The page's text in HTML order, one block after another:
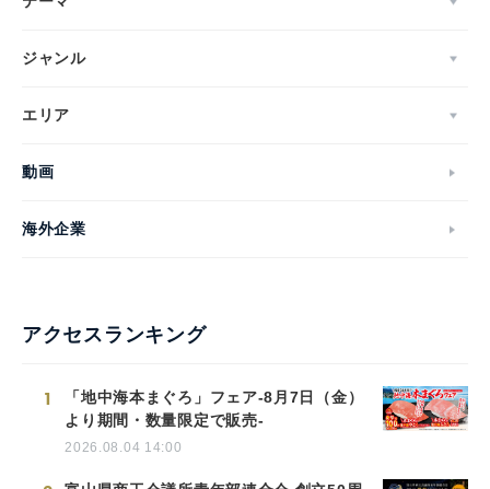
ジャンル
エリア
動画
海外企業
アクセスランキング
1
「地中海本まぐろ」フェア-8月7日（金）
より期間・数量限定で販売-
2026.08.04 14:00